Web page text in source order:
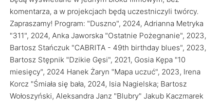
komentarza, a w projekcjach będą uczestniczyli twórcy.
Zapraszamy! Program: "Duszno", 2024, Adrianna Metryka
"311", 2024, Anka Jaworska "Ostatnie Pożegnanie", 2023,
Bartosz Stańczuk "CABRITA - 49th birthday blues", 2023,
Bartosz Stępnik "Dzikie Gęsi", 2021, Gosia Kępa "10
miesięcy", 2024 Hanek Żaryn "Mapa uczuć", 2023, Irena
Korcz "Śmiała się bała, 2024, Isia Nagielska; Bartosz
Wołoszyński, Aleksandra Janz "Blubry" Jakub Kaczmarek